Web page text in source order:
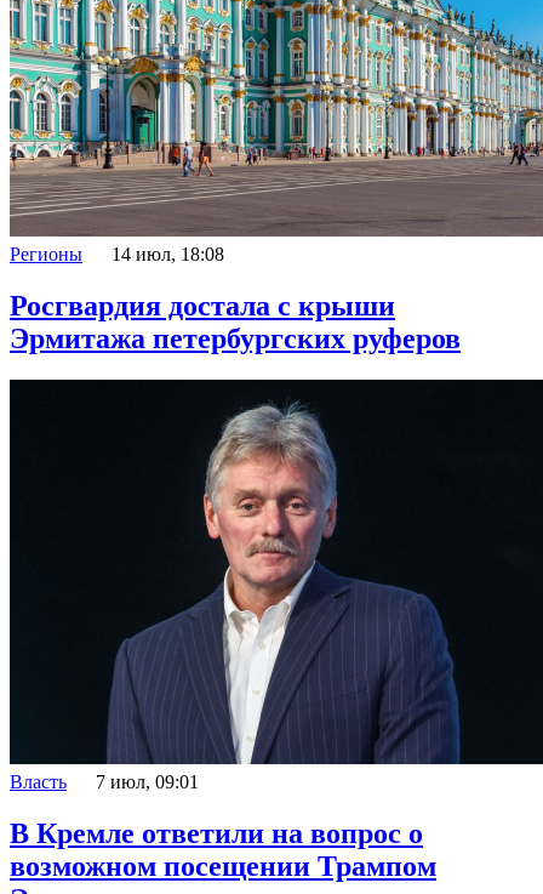
Регионы 14 июл, 18:08
Росгвардия достала с крыши
Эрмитажа петербургских руферов
Власть 7 июл, 09:01
В Кремле ответили на вопрос о
возможном посещении Трампом